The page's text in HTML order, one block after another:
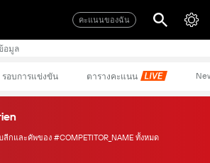
คะแนนของฉัน
อมูล
รอบการแข่งขัน ตารางคะแนน
และคัพของ #COMPETITOR_NAME ทั้งหมด